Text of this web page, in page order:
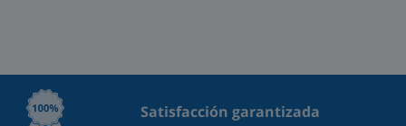
Satisfacción garantizada